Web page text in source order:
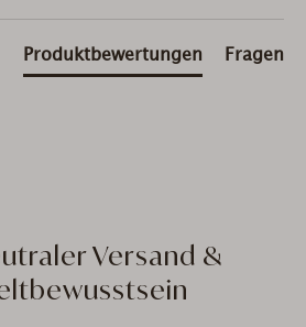
Produktbewertungen Fragen
Versand &